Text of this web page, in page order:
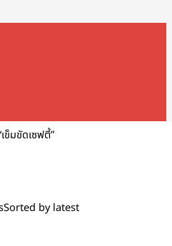
มขัดเซฟตี้”
Sorted by latest